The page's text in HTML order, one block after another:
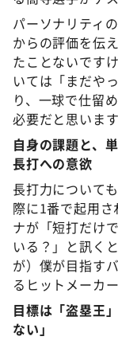
パーソナリティ
からの評価を伝
たことないです
いては「まだや
り、一球で仕留
必要だと思いま
自身の課題と、
長打への意欲
長打力について
際に1番で起用
ナが「短打だけ
いる？」と訊く
が）僕が目指す
るヒットメーカ
目標は「盗塁王
ない」